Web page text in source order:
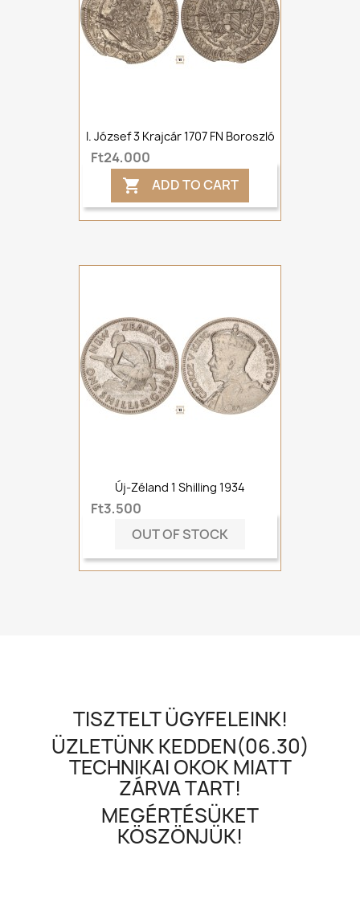
I. József 3 Krajcár 1707 FN Boroszló
Ft24,000
 ADD TO CART
Új-Zéland 1 Shilling 1934
Ft3,500
OUT OF STOCK
TISZTELT ÜGYFELEINK!
ÜZLETÜNK KEDDEN(06.30)
TECHNIKAI OKOK MIATT
ZÁRVA TART!
MEGÉRTÉSÜKET
KÖSZÖNJÜK!